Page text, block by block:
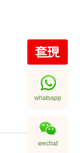
29
whatsapp
wechat